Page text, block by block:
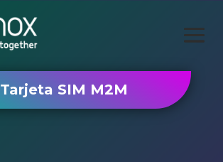
Tarjeta SIM M2M